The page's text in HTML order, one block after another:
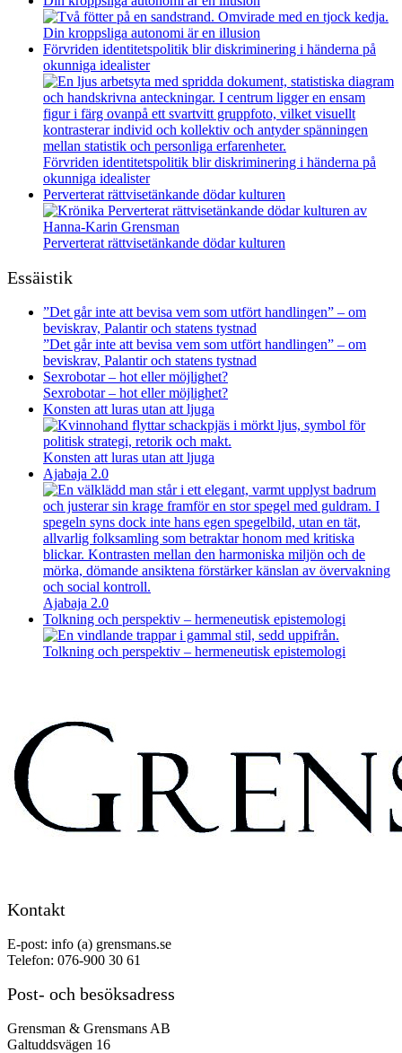
Din kroppsliga autonomi är en illusion
Förvriden identitetspolitik blir diskriminering i händerna på
okunniga idealister
Förvriden identitetspolitik blir diskriminering i händerna på
okunniga idealister
Perverterat rättvisetänkande dödar kulturen
Perverterat rättvisetänkande dödar kulturen
Essäistik
”Det går inte att bevisa vem som utfört handlingen” – om
beviskrav, Palantir och statens tystnad
”Det går inte att bevisa vem som utfört handlingen” – om
beviskrav, Palantir och statens tystnad
Sexrobotar – hot eller möjlighet?
Sexrobotar – hot eller möjlighet?
Konsten att luras utan att ljuga
Konsten att luras utan att ljuga
Ajabaja 2.0
Ajabaja 2.0
Tolkning och perspektiv – hermeneutisk epistemologi
Tolkning och perspektiv – hermeneutisk epistemologi
Kontakt
E-post: info (a) grensmans.se
Telefon: 076-900 30 61
Post- och besöksadress
Grensman & Grensmans AB
Galtuddsvägen 16